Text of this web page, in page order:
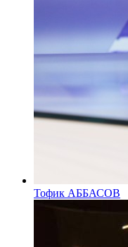
Тофик АББАСОВ